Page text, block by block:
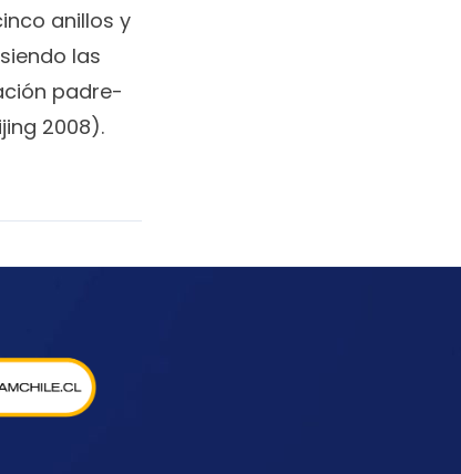
anillos y
las
padre-
2008).